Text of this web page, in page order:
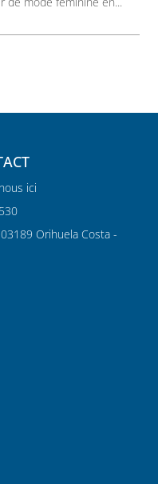
ici
03189 Orihuela Costa -